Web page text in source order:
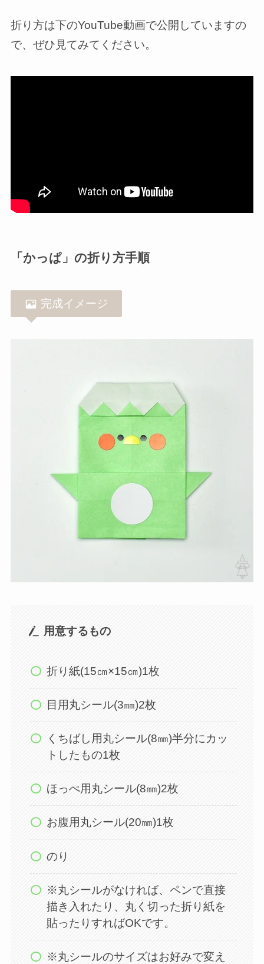
折り方は下のYouTube動画で公開していますの
で、ぜひ見てみてください。
「かっぱ」の折り方手順
完成イメージ
用意するもの
折り紙(15㎝×15㎝)1枚
目用丸シール(3㎜)2枚
くちばし用丸シール(8㎜)半分にカッ
トしたもの1枚
ほっぺ用丸シール(8㎜)2枚
お腹用丸シール(20㎜)1枚
のり
※丸シールがなければ、ペンで直接
描き入れたり、丸く切った折り紙を
貼ったりすればOKです。
※丸シールのサイズはお好みで変え